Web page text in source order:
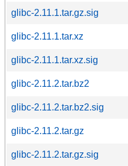
glibc-2.11.1.tar.gz.sig
glibc-2.11.1.tar.xz
glibc-2.11.1.tar.xz.sig
glibc-2.11.2.tar.bz2
glibc-2.11.2.tar.bz2.sig
glibc-2.11.2.tar.gz
glibc-2.11.2.tar.gz.sig